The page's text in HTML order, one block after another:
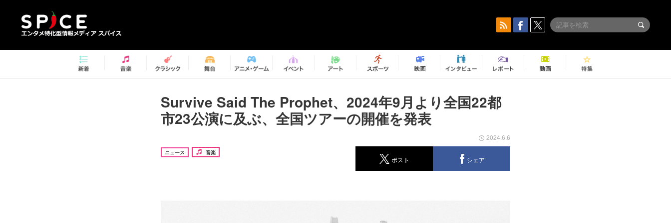
Survive Said The Prophet、2024年9月より全国22都
市23公演に及ぶ、全国ツアーの開催を発表
ニュース 音楽
2024.6.6
ポスト シェア